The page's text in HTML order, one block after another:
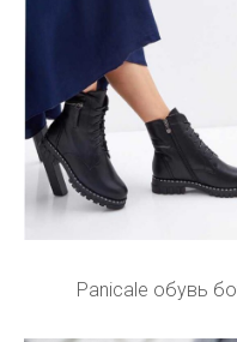
Panicale обувь